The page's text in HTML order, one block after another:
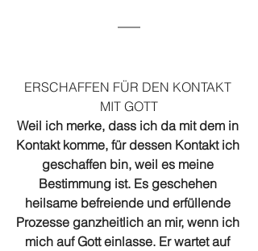
ERSCHAFFEN FÜR DEN KONTAKT
MIT GOTT
Weil ich merke, dass ich da mit dem in
Kontakt komme, für dessen Kontakt ich
geschaffen bin, weil es meine
Bestimmung ist. Es geschehen
heilsame befreiende und erfüllende
Prozesse ganzheitlich an mir, wenn ich
mich auf Gott einlasse. Er wartet auf